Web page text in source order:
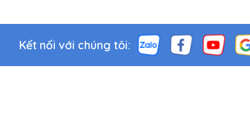
Kết nối với chúng tôi: